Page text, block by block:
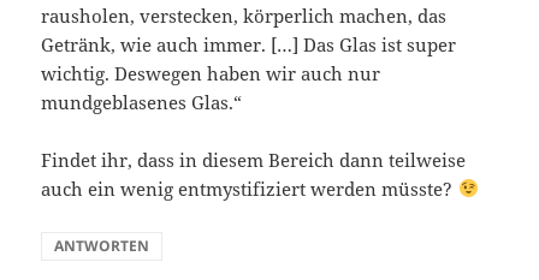
rausholen, verstecken, körperlich machen, das
Getränk, wie auch immer. […] Das Glas ist super
wichtig. Deswegen haben wir auch nur
mundgeblasenes Glas.“
Findet ihr, dass in diesem Bereich dann teilweise
auch ein wenig entmystifiziert werden müsste?
ANTWORTEN